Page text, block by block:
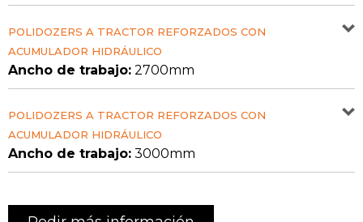
POLIDOZERS A TRACTOR REFORZADOS CON
ACUMULADOR HIDRÁULICO
Ancho de trabajo: 2700mm
POLIDOZERS A TRACTOR REFORZADOS CON
ACUMULADOR HIDRÁULICO
Ancho de trabajo: 3000mm